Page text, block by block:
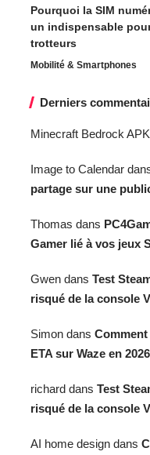
Pourquoi la SIM
un indispensable
trotteurs
Mobilité & Smartphones
Derniers
Minecraft Bedrock APK
Image to Calendar
partage sur une
Thomas dans
Gamer lié à vos jeux
Gwen dans Test
risqué de la console
Simon dans
ETA sur Waze en
richard dans Test
risqué de la console
AI home design dans